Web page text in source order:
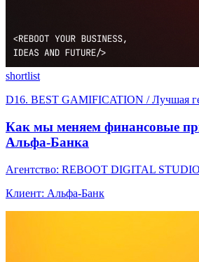
shortlist
D16. BEST GAMIFICATION / Лучшая
Как мы меняем финансовые
Альфа-Банка
Агентство: REBOOT DIGITAL STUDIO
Клиент: Альфа-Банк